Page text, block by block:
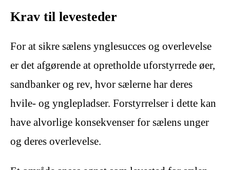
Krav til levesteder
For at sikre sælens ynglesucces og overlevelse
er det afgørende at opretholde uforstyrrede øer,
sandbanker og rev, hvor sælerne har deres
hvile- og ynglepladser. Forstyrrelser i dette kan
have alvorlige konsekvenser for sælens unger
og deres overlevelse.